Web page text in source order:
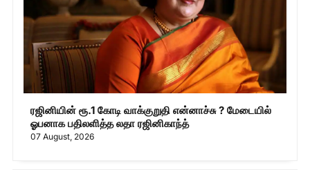
ரஜினியின் ரூ.1 கோடி வாக்குறுதி என்னாச்சு ? மேடையில்
ஓபனாக பதிலளித்த லதா ரஜினிகாந்த்
07 August, 2026